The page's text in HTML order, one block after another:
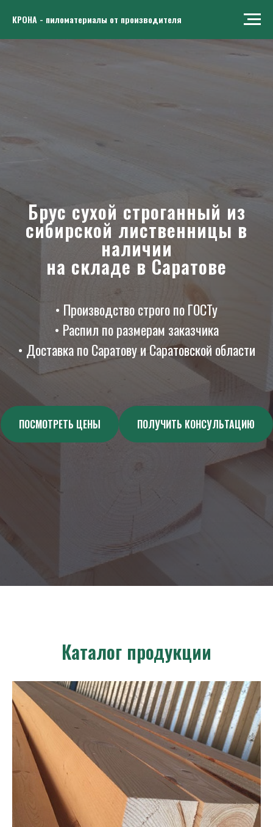
КРОНА - пиломатериалы от производителя
Брус сухой строганный из
сибирской лиственницы в
наличии
на складе в Саратове
• Производство строго по ГОСТу
• Распил по размерам заказчика
• Доставка по Саратову и Саратовской области
ПОСМОТРЕТЬ ЦЕНЫ ПОЛУЧИТЬ КОНСУЛЬТАЦИЮ
Каталог продукции